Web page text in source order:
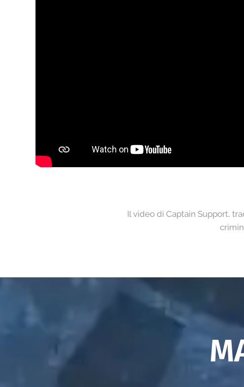
Il video di Captain Support,